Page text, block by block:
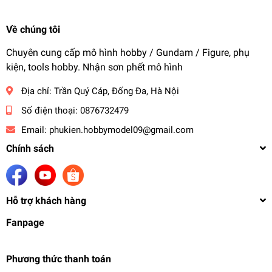
Về chúng tôi
Chuyên cung cấp mô hình hobby / Gundam / Figure, phụ
kiện, tools hobby. Nhận sơn phết mô hình
Địa chỉ: Trần Quý Cáp, Đống Đa, Hà Nội
Số điện thoại: 0876732479
Email: phukien.hobbymodel09@gmail.com
Chính sách
Hỗ trợ khách hàng
Fanpage
Phương thức thanh toán